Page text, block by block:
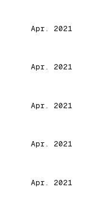
Apr. 2021
Apr. 2021
Apr. 2021
Apr. 2021
Apr. 2021